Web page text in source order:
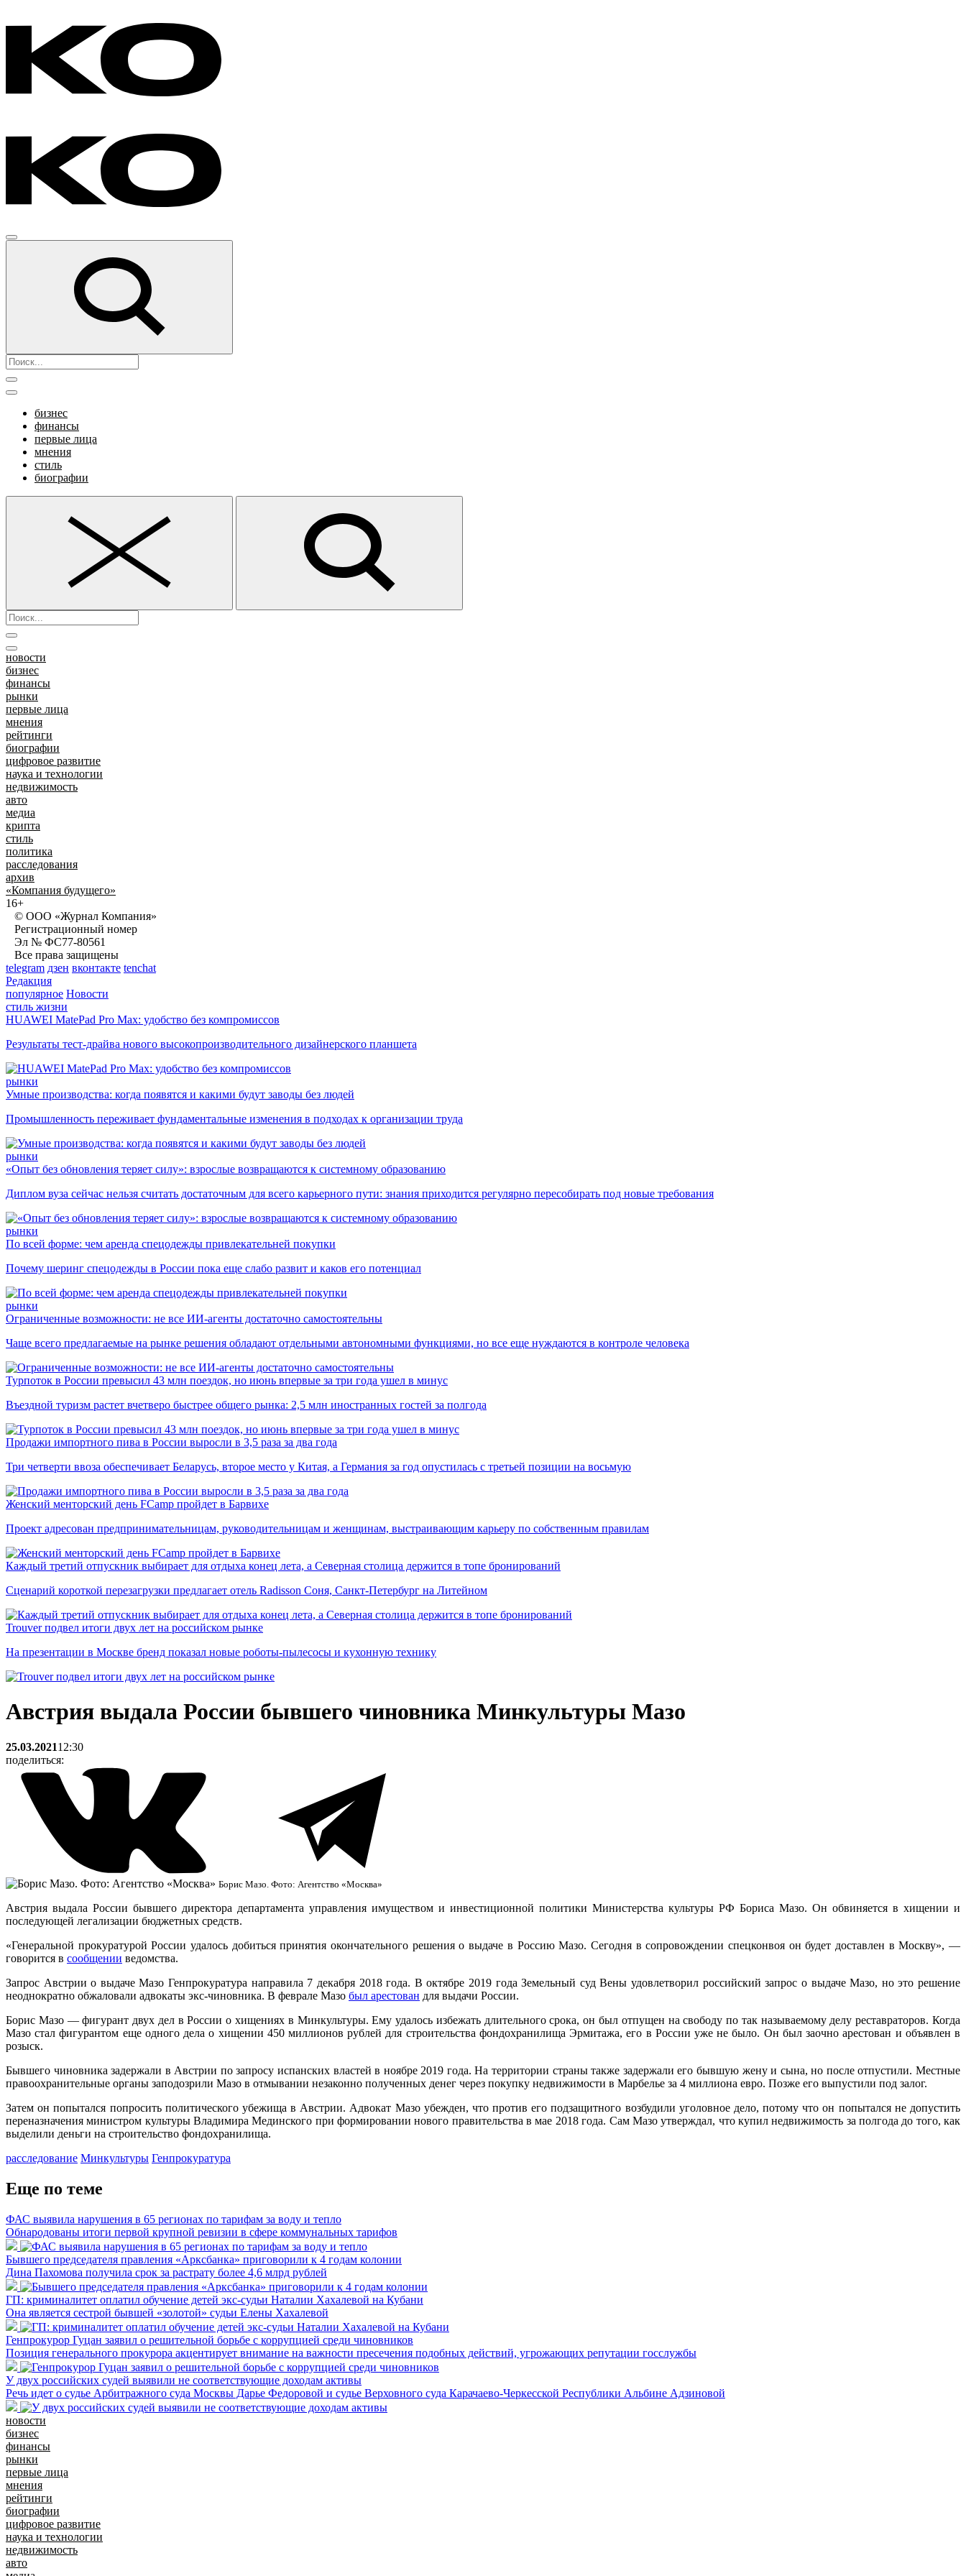
бизнес
финансы
первые лица
мнения
стиль
биографии
новости
бизнес
финансы
рынки
первые лица
мнения
рейтинги
биографии
цифровое развитие
наука и технологии
недвижимость
авто
медиа
крипта
стиль
политика
расследования
архив
«Компания будущего»
16+
© ООО «Журнал Компания»
Регистрационный номер
Эл № ФС77-80561
Все права защищены
telegram дзен вконтакте tenchat
Редакция
популярное Новости
стиль жизни
HUAWEI MatePad Pro Max: удобство без компромиссов
Результаты тест-драйва нового высокопроизводительного дизайнерского планшета
рынки
Умные производства: когда появятся и какими будут заводы без людей
Промышленность переживает фундаментальные изменения в подходах к организации труда
рынки
«Опыт без обновления теряет силу»: взрослые возвращаются к системному образованию
Диплом вуза сейчас нельзя считать достаточным для всего карьерного пути: знания приходится регулярно пересобирать под новые требования
рынки
По всей форме: чем аренда спецодежды привлекательней покупки
Почему шеринг спецодежды в России пока еще слабо развит и каков его потенциал
рынки
Ограниченные возможности: не все ИИ-агенты достаточно самостоятельны
Чаще всего предлагаемые на рынке решения обладают отдельными автономными функциями, но все еще нуждаются в контроле человека
Турпоток в России превысил 43 млн поездок, но июнь впервые за три года ушел в минус
Въездной туризм растет вчетверо быстрее общего рынка: 2,5 млн иностранных гостей за полгода
Продажи импортного пива в России выросли в 3,5 раза за два года
Три четверти ввоза обеспечивает Беларусь, второе место у Китая, а Германия за год опустилась с третьей позиции на восьмую
Женский менторский день FCamp пройдет в Барвихе
Проект адресован предпринимательницам, руководительницам и женщинам, выстраивающим карьеру по собственным правилам
Каждый третий отпускник выбирает для отдыха конец лета, а Северная столица держится в топе бронирований
Сценарий короткой перезагрузки предлагает отель Radisson Соня, Санкт-Петербург на Литейном
Trouver подвел итоги двух лет на российском рынке
На презентации в Москве бренд показал новые роботы-пылесосы и кухонную технику
Австрия выдала России бывшего чиновника Минкультуры Мазо
25.03.202112:30
поделиться:
Борис Мазо. Фото: Агентство «Москва»
Австрия выдала России бывшего директора департамента управления имуществом и инвестиционной политики Министерства культуры РФ Бориса Мазо. Он обвиняется в хищении и
последующей легализации бюджетных средств.
«Генеральной прокуратурой России удалось добиться принятия окончательного решения о выдаче в Россию Мазо. Сегодня в сопровождении спецконвоя он будет доставлен в Москву», —
говорится в сообщении ведомства.
Запрос Австрии о выдаче Мазо Генпрокуратура направила 7 декабря 2018 года. В октябре 2019 года Земельный суд Вены удовлетворил российский запрос о выдаче Мазо, но это решение
неоднократно обжаловали адвокаты экс-чиновника. В феврале Мазо был арестован для выдачи России.
Борис Мазо — фигурант двух дел в России о хищениях в Минкультуры. Ему удалось избежать длительного срока, он был отпущен на свободу по так называемому делу реставраторов. Когда
Мазо стал фигурантом еще одного дела о хищении 450 миллионов рублей для строительства фондохранилища Эрмитажа, его в России уже не было. Он был заочно арестован и объявлен в
розыск.
Бывшего чиновника задержали в Австрии по запросу испанских властей в ноябре 2019 года. На территории страны также задержали его бывшую жену и сына, но после отпустили. Местные
правоохранительные органы заподозрили Мазо в отмывании незаконно полученных денег через покупку недвижимости в Марбелье за 4 миллиона евро. Позже его выпустили под залог.
Затем он попытался попросить политического убежища в Австрии. Адвокат Мазо убежден, что против его подзащитного возбудили уголовное дело, потому что он попытался не допустить
переназначения министром культуры Владимира Мединского при формировании нового правительства в мае 2018 года. Сам Мазо утверждал, что купил недвижимость за полгода до того, как
выделили деньги на строительство фондохранилища.
расследование Минкультуры Генпрокуратура
Еще по теме
ФАС выявила нарушения в 65 регионах по тарифам за воду и тепло
Обнародованы итоги первой крупной ревизии в сфере коммунальных тарифов
Бывшего председателя правления «Арксбанка» приговорили к 4 годам колонии
Дина Пахомова получила срок за растрату более 4,6 млрд рублей
ГП: криминалитет оплатил обучение детей экс-судьи Наталии Хахалевой на Кубани
Она является сестрой бывшей «золотой» судьи Елены Хахалевой
Генпрокурор Гуцан заявил о решительной борьбе с коррупцией среди чиновников
Позиция генерального прокурора акцентирует внимание на важности пресечения подобных действий, угрожающих репутации госслужбы
У двух российских судей выявили не соответствующие доходам активы
Речь идет о судье Арбитражного суда Москвы Дарье Федоровой и судье Верховного суда Карачаево-Черкесской Республики Альбине Адзиновой
новости
бизнес
финансы
рынки
первые лица
мнения
рейтинги
биографии
цифровое развитие
наука и технологии
недвижимость
авто